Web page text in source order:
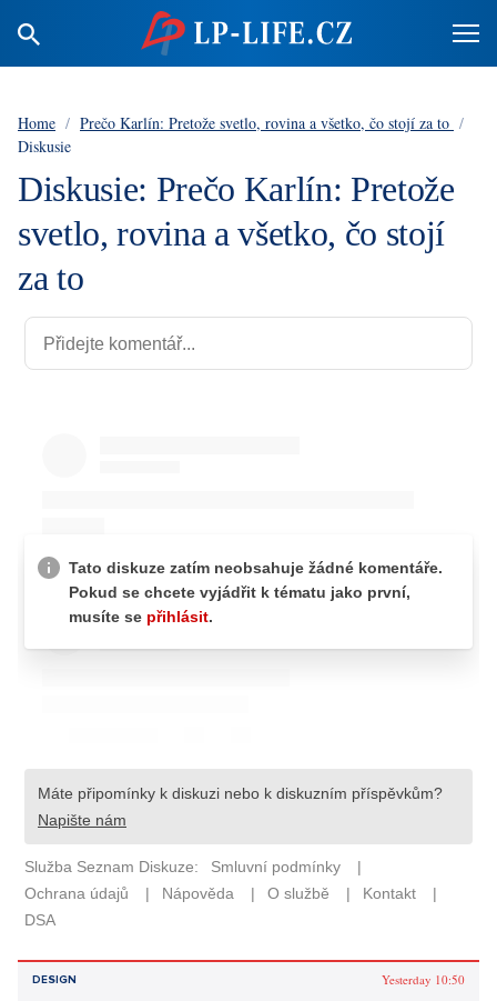
Home / Prečo Karlín: Pretože svetlo, rovina a všetko, čo stojí za to /
Diskusie
Diskusie: Prečo Karlín: Pretože
svetlo, rovina a všetko, čo stojí
za to
DESIGN
Yesterday 10:50